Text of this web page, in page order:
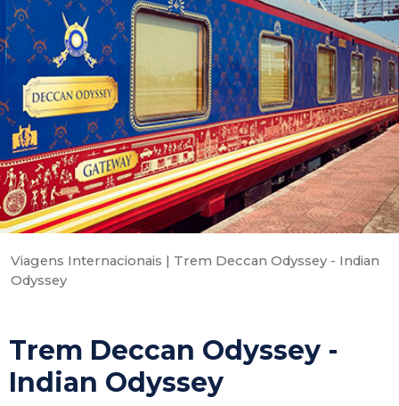
Viagens Internacionais | Trem Deccan Odyssey - Indian
Odyssey
Trem Deccan Odyssey -
Indian Odyssey